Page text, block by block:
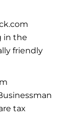
in the
friendly
tax